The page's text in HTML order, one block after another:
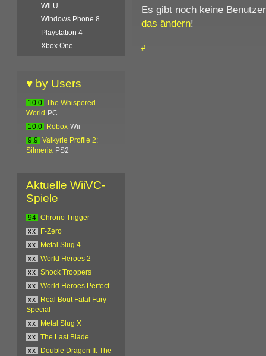
Es gibt noch keine
das ändern!
#
Wii U
Windows Phone 8
Playstation 4
Xbox One
♥ by Users
10.0
The Whispered
World
PC
10.0
Robox Wii
9.9
Valkyrie Profile 2:
Silmeria PS2
Aktuelle WiiVC-
Spiele
94
Chrono Trigger
xx
F-Zero
xx
Metal Slug 4
xx
World Heroes 2
xx
Shock Troopers
xx
World Heroes Perfect
xx
Real Bout Fatal Fury
Special
xx
Metal Slug X
xx
The Last Blade
xx
Double Dragon II: The